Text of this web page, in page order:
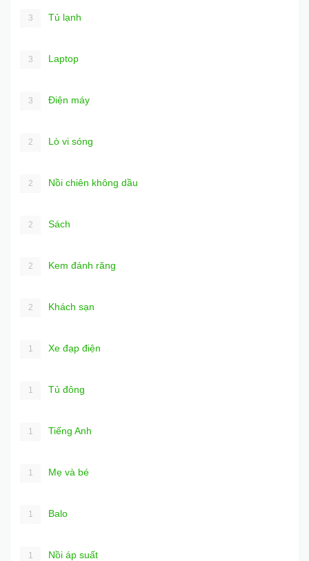
3 Tủ lạnh
3 Laptop
3 Điện máy
2 Lò vi sóng
2 Nồi chiên không dầu
2 Sách
2 Kem đánh răng
2 Khách sạn
1 Xe đạp điện
1 Tủ đông
1 Tiếng Anh
1 Mẹ và bé
1 Balo
1 Nồi áp suất